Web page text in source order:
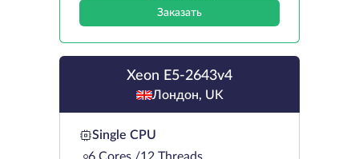
Заказать
Xeon E5-2643v4
Лондон, UK
Single CPU